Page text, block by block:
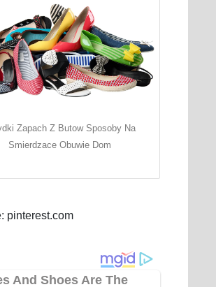
Zapach Z Butow Sposoby Na
Smierdzace Obuwie Dom
pinterest.com